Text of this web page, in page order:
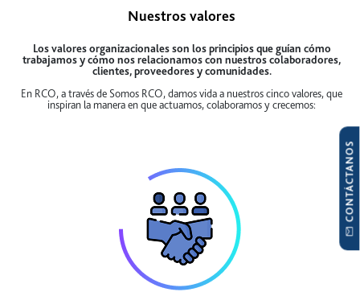
Nuestros valores
Los valores organizacionales son los principios que guían cómo
trabajamos y cómo nos relacionamos con nuestros colaboradores,
clientes, proveedores y comunidades.
En RCO, a través de Somos RCO, damos vida a nuestros cinco valores, que
inspiran la manera en que actuamos, colaboramos y crecemos:
CONTÁCTANOS